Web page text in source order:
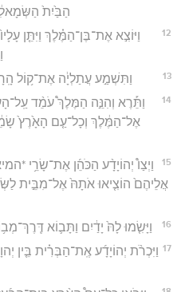
הַבַּ֙יִת֙
12
וַיּוֹצִ֣א אֶת־בֶּן־הַמֶּ֗לֶךְ וַיִּתֵּ֤ן
13 וַתִּשְׁמַ֣ע עֲתַלְיָ֔ה אֶת־ק֥וֹל
14
וַתֵּ֡רֶא וְהִנֵּ֣ה הַמֶּלֶךְ֩ עֹמֵ֨ד
אֶל־הַמֶּ֔לֶךְ וְכָל־עַ֤ם הָאָ֙רֶץ֙
15
וַיְצַו֩ יְהוֹיָדָ֨ע הַכֹּהֵ֜ן אֶת־שָׂרֵ֥י
אֲלֵיהֶם֙ הוֹצִ֤יאוּ אֹתָהּ֙ אֶל־מִבֵּ֣ית
16 וַיָּשִׂ֤מוּ לָהּ֙ יָדַ֔יִם וַתָּב֛וֹא
17 וַיִּכְרֹ֨ת יְהוֹיָדָ֜ע אֶֽת־הַבְּרִ֗ית בֵּ֤ין